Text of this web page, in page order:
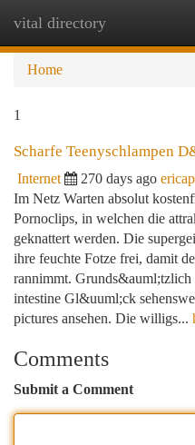
vital directory
Home
1
Scharfe Teenyschlampen
Internet 270 days ago
Im Netz Warten absolut
Pornoclips, in welchen die
geknattert werden. Die
ihre feuchte Fotze frei, damit
rannimmt.
intestine Gl&uuml;ck
pictures ansehen. Die willigs...
Comments
Submit a Comment